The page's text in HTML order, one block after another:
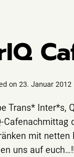
on 23. Januar 2012
Trans* Inter*s,
mit
uns auf